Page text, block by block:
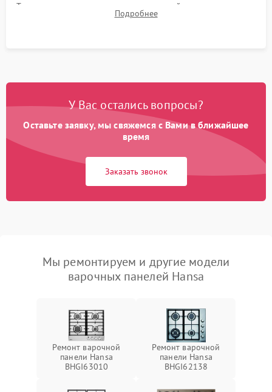
Тестирование сенсорного управления, таймера, индикаторов
остаточного тепла и систем защиты от перегрева.
Подробнее
У Вас остались вопросы?
Оставьте заявку, мы свяжемся с Вами в ближайшее
время
Заказать звонок
Мы ремонтируем и другие модели
варочных панелей Hansa
Ремонт варочной
панели Hansa
BHGI63010
Ремонт варочной
панели Hansa
BHGI62138